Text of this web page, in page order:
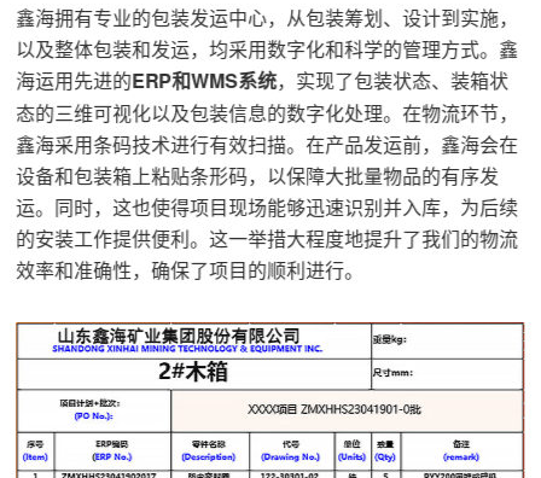
鑫海拥有专业的包装发运中心，从包装筹划、设计到实施，
以及整体包装和发运，均采用数字化和科学的管理方式。鑫
海运用先进的ERP和WMS系统，实现了包装状态、装箱状
态的三维可视化以及包装信息的数字化处理。在物流环节，
鑫海采用条码技术进行有效扫描。在产品发运前，鑫海会在
设备和包装箱上粘贴条形码，以保障大批量物品的有序发
运。同时，这也使得项目现场能够迅速识别并入库，为后续
的安装工作提供便利。这一举措大程度地提升了我们的物流
效率和准确性，确保了项目的顺利进行。